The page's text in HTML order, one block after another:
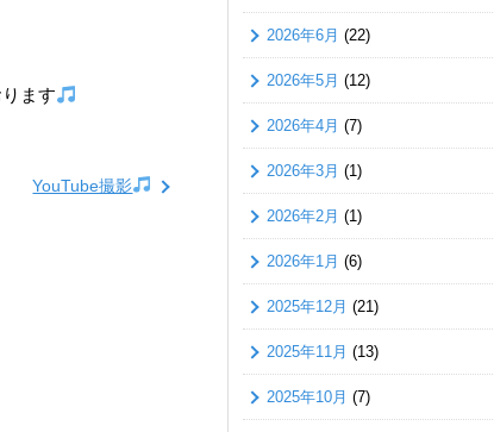
ます
YouTube撮影
2026年6月 (22)
2026年5月 (12)
2026年4月 (7)
2026年3月 (1)
2026年2月 (1)
2026年1月 (6)
2025年12月 (21)
2025年11月 (13)
2025年10月 (7)